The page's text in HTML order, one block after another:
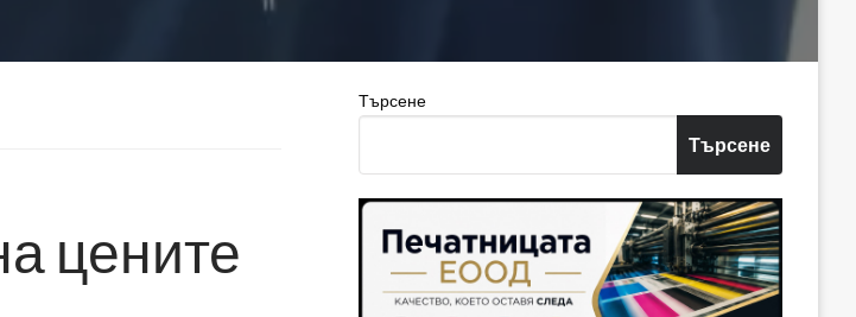
цените
Търсене
Търсене